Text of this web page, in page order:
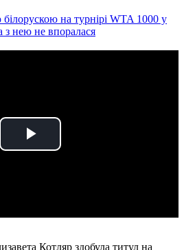
на турнірі WTA 1000 у
з нею не впоралася
Play
Котляр здобула титул на